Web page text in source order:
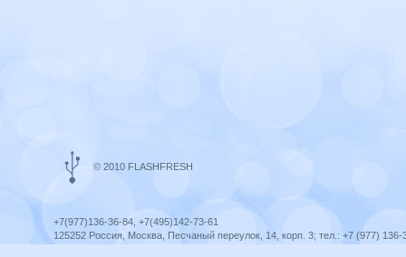
© 2010 FLASHFRESH
+7(977)136-36-84, +7(495)142-73-61
125252 Россия, Москва, Песчаный переулок, 14, корп. 3; тел.: +7 (977) 136-